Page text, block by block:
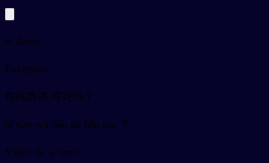
to dance
Exemples
你跳舞跳 得好吗？
nǐ tiào wǔ tiào dé hǎo ma ？
Vidéo de la carte